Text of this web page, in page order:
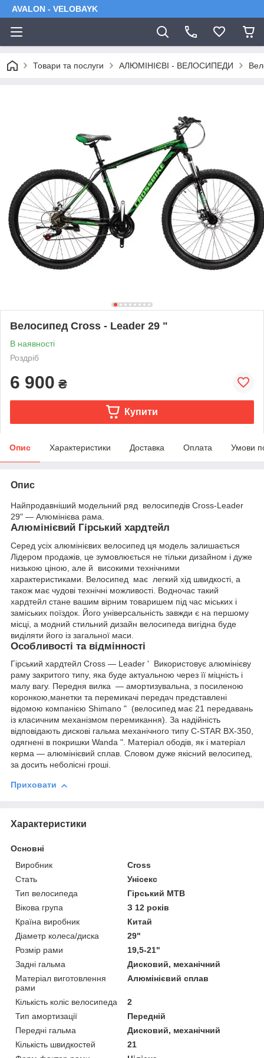
AVALON - VELOBAYK
Товари та послуги АЛЮМІНІЄВІ - ВЕЛОСИПЕДИ
Велосипед Сross - Leader 29 "
В наявності
Роздріб
6 900 ₴
Купити
Опис Характеристики Доставка Оплата Умови
Опис
Найпродавніший модельний ряд велосипедів Cross-Leader
29" — Алюмінієва рама.
Алюмінієвий Гірський хардтейл
Серед усіх алюмінієвих велосипед ця модель залишається
Лідером продажів, це зумовлюється не тільки дизайном і дуже
низькою ціною, але й високими технічними
характеристиками. Велосипед має легкий хід швидкості, а
також має чудові технічні можливості. Водночас такий
хардтейл стане вашим вірним товаришем під час міських і
заміських поїздок. Його універсальність завжди є на першому
місці, а модний стильний дизайн велосипеда вигідна буде
виділяти його із загальної маси.
Особливості та відмінності
Гірський хардтейл Cross — Leader ' Використовує алюмінієву
раму закритого типу, яка буде актуальною через її міцність і
малу вагу. Передня вилка — амортизувальна, з посиленою
коронкою,манетки та перемикачі передач представлені
відомою компанією Shimano " (велосипед має 21 передавань
із класичним механізмом перемикання). За надійність
відповідають дискові гальма механічного типу С-STAR BX-350,
одягнені в покришки Wanda ". Матеріал ободів, як і матеріал
керма — алюмінієвий сплав. Cловом дуже якісний велосипед,
за досить неболісні гроші.
Приховати
Характеристики
Основні
Виробник
Cross
Стать
Унісекс
Тип велосипеда
Гірський MTB
Вікова група
З 12 років
Країна виробник
Китай
Діаметр колеса/диска
29"
Розмір рами
19,5-21"
Задні гальма
Дисковий, механічний
Матеріал виготовлення
рами
Алюмінієвий сплав
Кількість коліс велосипеда
2
Тип амортизації
Передній
Передні гальма
Дисковий, механічний
Кількість швидкостей
21